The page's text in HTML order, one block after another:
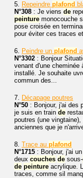
5. Repeindre plafond
N°308 : Je viens de
peinture monocouche
pose croisée en
pour éviter ces traces
6. Peindre un plafond
N°3302 : Bonjour
venant d'une cheminée
installé. Je souhaite
commun des...
7. Décapage poutres
N°50 : Bonjour, j'ai des
je suis en train de
poutres (une
anciennes que je
8. Trace au plafond
N°1715 : Bonjour, j'ai
deux couches de sous-
de peinture acrylique.
traces, comme sil